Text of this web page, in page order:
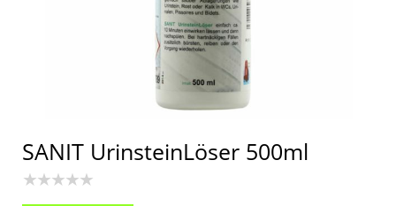
SANIT UrinsteinLöser 500ml
★★★★★